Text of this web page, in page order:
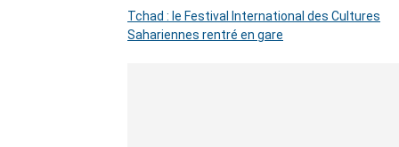
Tchad : le Festival International des Cultures
Sahariennes rentré en gare